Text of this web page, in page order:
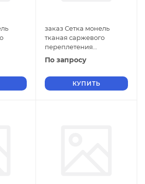
заказ Сетка монель
тканая саржевого
переплетения
двусторонняя
фильтровая 1х0,2 мм
ячейки
По запросу
КУПИТЬ